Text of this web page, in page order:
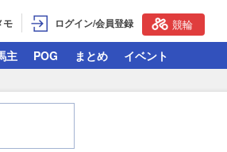
モ ログイン/会員登録 競輪
主 POG まとめ イベント